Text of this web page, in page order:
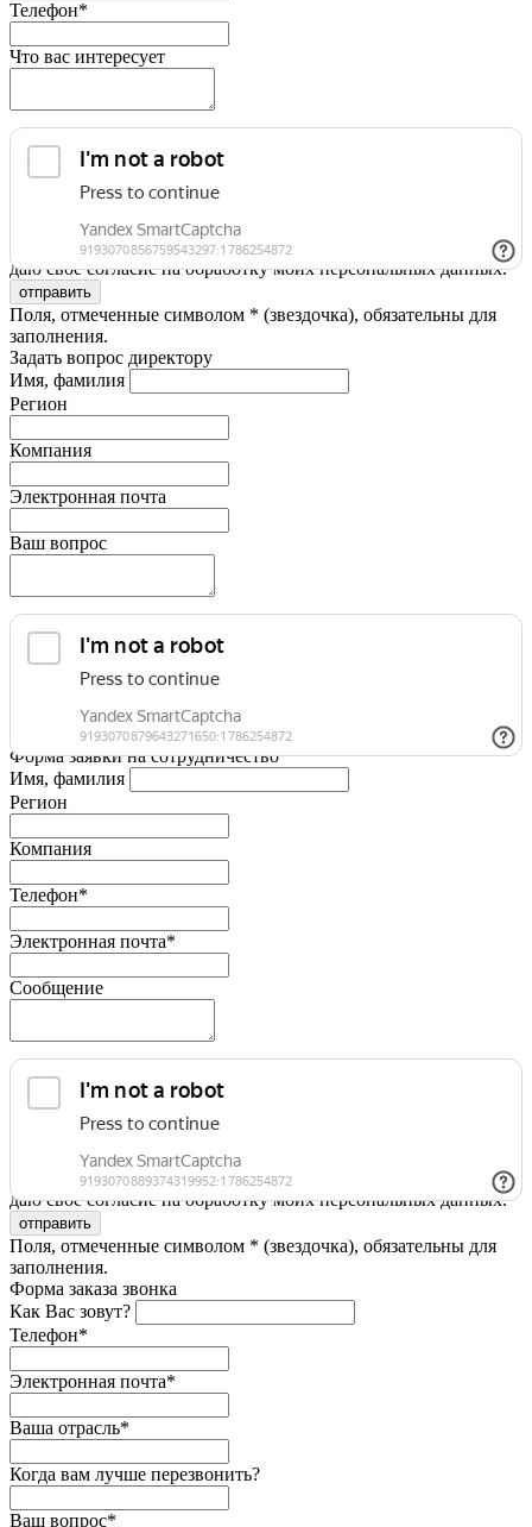
Телефон*
Что вас интересует
Я принимаю условияПолитики конфиденциальности
даю свое согласие на обработку моих персональных данных.
Поля, отмеченные символом * (звездочка), обязательны для
заполнения.
Задать вопрос директору
Имя, фамилия
Регион
Компания
Электронная почта
Ваш вопрос
Форма заявки на сотрудничество
Имя, фамилия
Регион
Компания
Телефон*
Электронная почта*
Сообщение
Я принимаю условияПолитики конфиденциальности
даю свое согласие на обработку моих персональных данных.
Поля, отмеченные символом * (звездочка), обязательны для
заполнения.
Форма заказа звонка
Как Вас зовут?
Телефон*
Электронная почта*
Ваша отрасль*
Когда вам лучше перезвонить?
Ваш вопрос*